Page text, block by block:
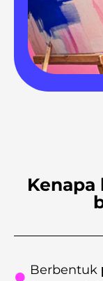
Kenapa
Berbentuk